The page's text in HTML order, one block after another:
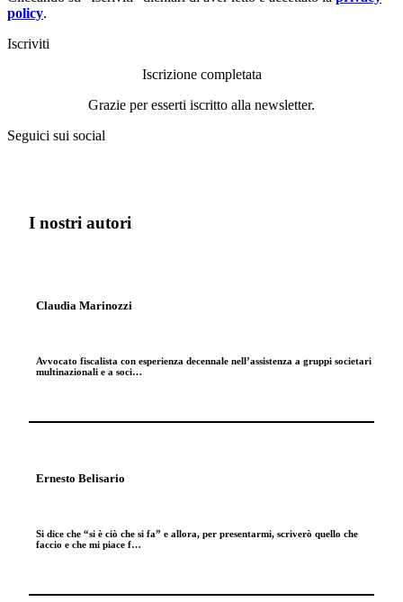
policy.
Iscriviti
Iscrizione completata
Grazie per esserti iscritto alla newsletter.
Seguici sui social
I nostri autori
Claudia Marinozzi
Avvocato fiscalista con esperienza decennale nell’assistenza a gruppi societari
multinazionali e a soci…
Ernesto Belisario
Si dice che “si è ciò che si fa” e allora, per presentarmi, scriverò quello che
faccio e che mi piace f…